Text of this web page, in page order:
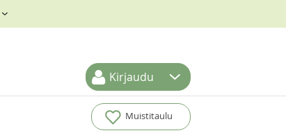
Kirjaudu
Muistitaulu